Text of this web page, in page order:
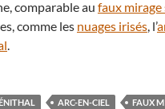
comparable au faux mirage
comme les nuages irisés, l’
.
ARC-EN-CIEL FAUX